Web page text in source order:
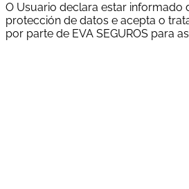
O Usuario declara estar informado
protección de datos e acepta o
por parte de EVA SEGUROS para